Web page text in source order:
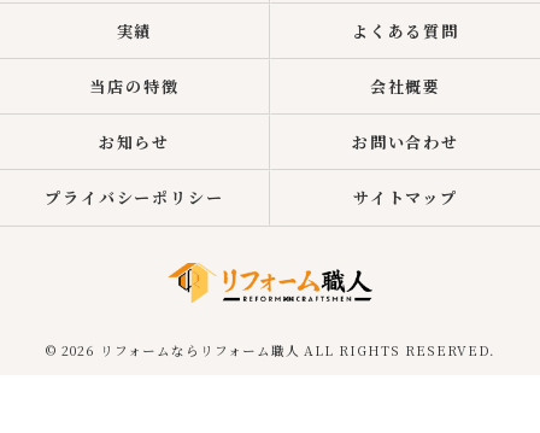
実績 よくある質問
当店の特徴 会社概要
お知らせ お問い合わせ
プライバシーポリシー サイトマップ
© 2026 リフォームならリフォーム職人 ALL RIGHTS RESERVED.